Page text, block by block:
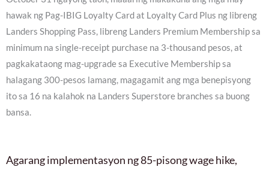
hawak ng Pag-IBIG Loyalty Card at Loyalty Card Plus ng libreng
Landers Shopping Pass, libreng Landers Premium Membership sa
minimum na single-receipt purchase na 3-thousand pesos, at
pagkakataong mag-upgrade sa Executive Membership sa
halagang 300-pesos lamang, magagamit ang mga benepisyong
ito sa 16 na kalahok na Landers Superstore branches sa buong
bansa.
Agarang implementasyon ng 85-pisong wage hike,